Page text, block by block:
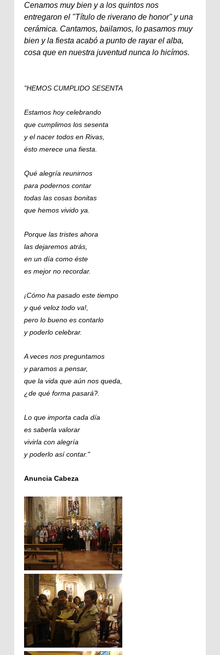
Cenamos muy bien y a los quintos nos
entregaron el "Título de riverano de honor" y una
cerámica. Cantamos, bailamos, lo pasamos muy
bien y la fiesta acabó a punto de rayar el alba,
cosa que en nuestra juventud nunca lo hicímos.
"HEMOS CUMPLIDO SESENTA
Estamos hoy celebrando
que cumplimos los sesenta
y el nacer todos en Rivas,
ésto merece una fiesta.
Qué alegría reunirnos
para podernos contar
todas las cosas bonitas
que hemos vivido ya.
Porque las tristes ahora
las dejaremos atrás,
en un día como éste
es mejor no recordar.
¡Cómo ha pasado este tiempo
y qué veloz todo va!,
pero lo bueno es contarlo
y poderlo celebrar.
A veces nos preguntamos
y paramos a pensar,
que la vida que aún nos queda,
¿de qué forma pasará?.
Lo que importa cada día
es saberla valorar
vivirla con alegría
y poderlo así contar."
Anuncia Cabeza